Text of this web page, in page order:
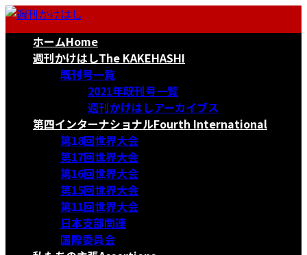
コ
ナ
ホームHome
週刊かけはしThe KAKEHASHI
既刊号一覧
2021年既刊号一覧
週刊かけはしアーカイブス
第四インターナショナルFourth International
第18回世界大会
第17回世界大会
第16回世界大会
第15回世界大会
第11回世界大会
日本支部関連
国際委員会